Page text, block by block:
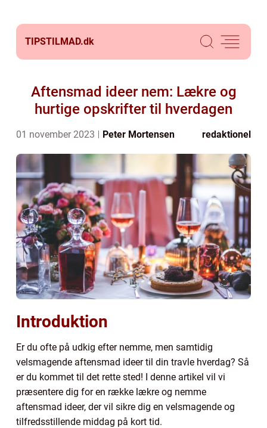
TIPSTILMAD.dk
Aftensmad ideer nem: Lækre og
hurtige opskrifter til hverdagen
01 november 2023 Peter Mortensen redaktionel
Introduktion
Er du ofte på udkig efter nemme, men samtidig
velsmagende aftensmad ideer til din travle hverdag? Så
er du kommet til det rette sted! I denne artikel vil vi
præsentere dig for en række lækre og nemme
aftensmad ideer, der vil sikre dig en velsmagende og
tilfredsstillende middag på kort tid.